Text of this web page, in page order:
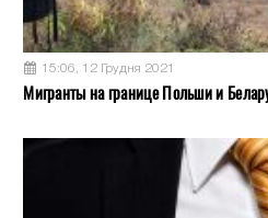
15:06, 12 Грудня 2021
Мигранты на границе Польши и